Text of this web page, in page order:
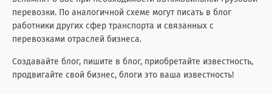
перевозки. По аналогичной схеме могут писать в блог
работники других сфер транспорта и связанных с
перевозками отраслей бизнеса.
Создавайте блог, пишите в блог, приобретайте известность,
продвигайте свой бизнес, блоги это ваша известность!